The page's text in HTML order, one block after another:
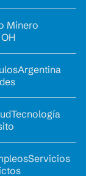
Minero
Argentina
Tecnología
Servicios